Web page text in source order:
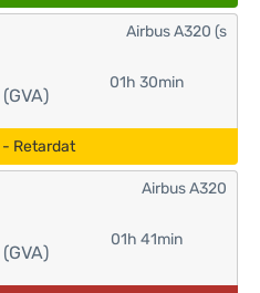
01h 30min
Airbus A320 (s
Retardat
01h 41min
Airbus A320